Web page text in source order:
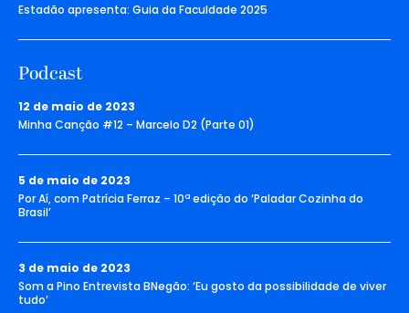
Estadão apresenta: Guia da Faculdade 2025
Podcast
12 de maio de 2023
Minha Canção #12 – Marcelo D2 (Parte 01)
5 de maio de 2023
Por Aí, com Patrícia Ferraz – 10ª edição do ‘Paladar Cozinha do
Brasil’
3 de maio de 2023
Som a Pino Entrevista BNegão: ‘Eu gosto da possibilidade de viver
tudo’